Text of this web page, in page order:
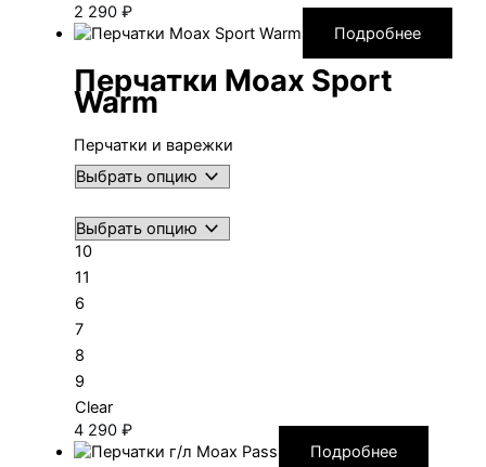
2 290 ₽
Подробнее
Перчатки Moax Sport
Warm
Перчатки и варежки
10
11
6
7
8
9
Clear
4 290 ₽
Подробнее